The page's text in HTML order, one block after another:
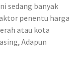
sedang banyak
penentu harga
atau kota
Adapun